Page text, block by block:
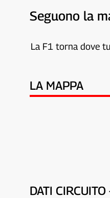
Seguono la
La F1 torna dove
LA MAPPA
DATI